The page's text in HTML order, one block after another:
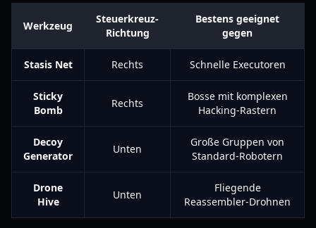
Werkzeug
Steuerkreuz-
Richtung
Bestens geeignet
gegen
Stasis Net Rechts Schnelle Executoren
Sticky
Bomb
Rechts
Bosse mit komplexen
Hacking-Rastern
Decoy
Generator
Unten
Große Gruppen von
Standard-Robotern
Drone
Hive
Unten
Fliegende
Reassembler-Drohnen